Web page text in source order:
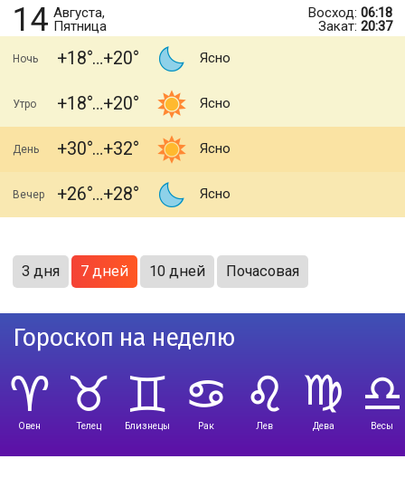
14 Августа,
Пятница
Восход: 06:18
Закат: 20:37
Ночь +18 +20 Ясно
Утро +18 +20 Ясно
День +30 +32 Ясно
Вечер +26 +28 Ясно
3 дня 7 дней 10 дней Почасовая
Гороскоп на неделю
Овен Телец Близнецы Рак Лев Дева Весы